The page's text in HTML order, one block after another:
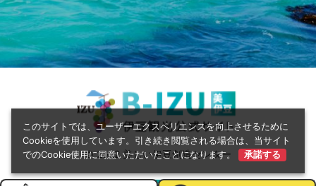
このサイトでは、ユーザーエクスペリエンスを向上させるために
Cookieを使用しています。引き続き閲覧される場合は、当サイト
でのCookie使用に同意いただいたことになります。
承諾する
© 2022 美しい伊豆創造センター